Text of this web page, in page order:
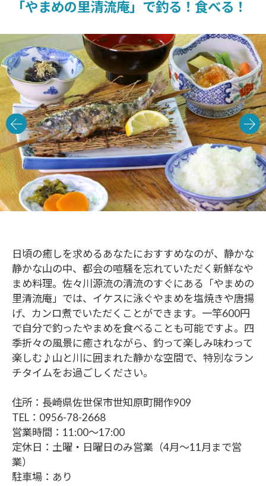
「やまめの里清流庵」で釣る！食べる！
日頃の癒しを求めるあなたにおすすめなのが、静かな
静かな山の中、都会の喧騒を忘れていただく新鮮なや
まめ料理。佐々川源流の清流のすぐにある「やまめの
里清流庵」では、イケスに泳ぐやまめを塩焼きや唐揚
げ、カンロ煮でいただくことができます。一竿600円
で自分で釣ったやまめを食べることも可能ですよ。四
季折々の風景に癒されながら、釣って楽しみ味わって
楽しむ♪山と川に囲まれた静かな空間で、特別なラン
チタイムをお過ごしください。
住所：長崎県佐世保市世知原町開作909
TEL：0956-78-2668
営業時間：11:00〜17:00
定休日：土曜・日曜日のみ営業（4月～11月まで営
業）
駐車場：あり